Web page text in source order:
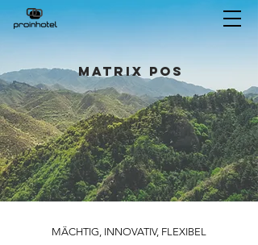
MATRIX POS
MÄCHTIG, INNOVATIV, FLEXIBEL